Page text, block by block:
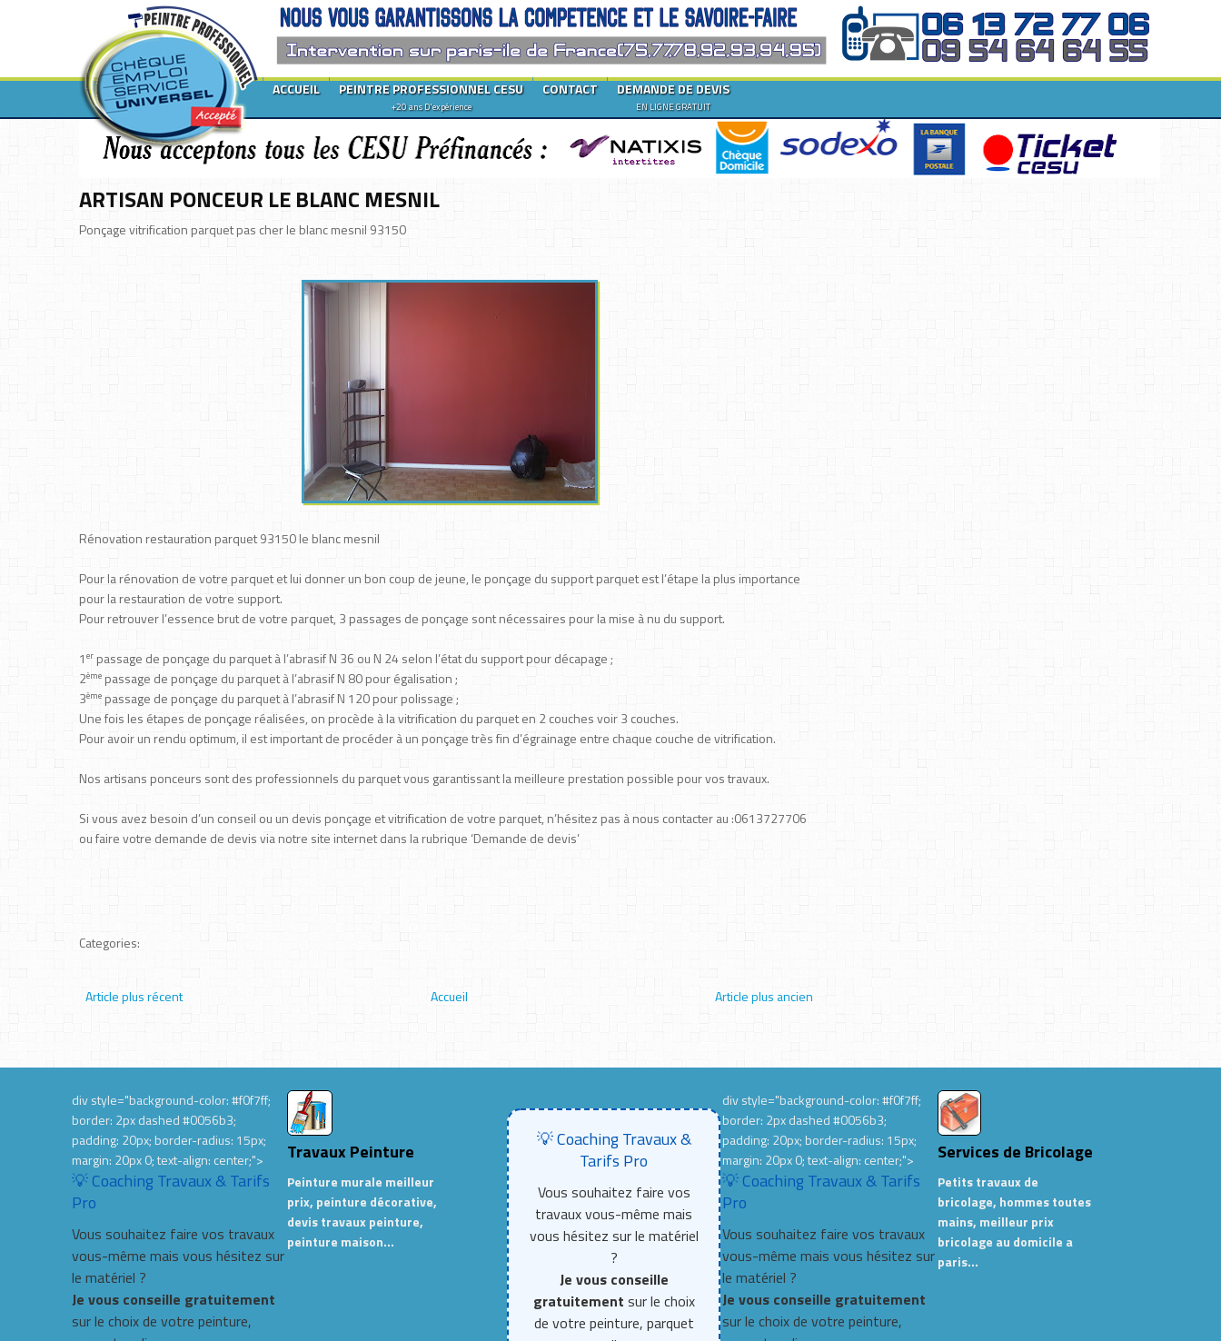
DEMANDE DE DEVIS
EN LIGNE GRATUIT
CONTACT
PEINTRE PROFESSIONNEL CESU
+20 ans D'expérience
ACCUEIL
ARTISAN PONCEUR LE BLANC MESNIL
Ponçage vitrification parquet pas cher le blanc mesnil 93150
Rénovation restauration parquet 93150 le blanc mesnil
Pour la rénovation de votre parquet et lui donner un bon coup de jeune, le ponçage du support parquet est l’étape la plus importance
pour la restauration de votre support.
Pour retrouver l’essence brut de votre parquet, 3 passages de ponçage sont nécessaires pour la mise à nu du support.
1erpassage de ponçage du parquet à l’abrasif N 36 ou N 24 selon l’état du support pour décapage ;
2ème passage de ponçage du parquet à l’abrasif N 80 pour égalisation ;
3èmepassage de ponçage du parquet à l’abrasif N 120 pour polissage ;
Une fois les étapes de ponçage réalisées, on procède à la vitrification du parquet en 2 couches voir 3 couches.
Pour avoir un rendu optimum, il est important de procéder à un ponçage très fin d’égrainage entre chaque couche de vitrification.
Nos artisans ponceurs sont des professionnels du parquet vous garantissant la meilleure prestation possible pour vos travaux.
Si vous avez besoin d’un conseil ou un devis ponçage et vitrification de votre parquet, n’hésitez pas à nous contacter au :0613727706
ou faire votre demande de devis via notre site internet dans la rubrique ‘Demande de devis’
Categories:
Article plus récent Article plus ancien
Accueil
div style="background-color: #f0f7ff;
border: 2px dashed #0056b3;
padding: 20px; border-radius: 15px;
margin: 20px 0; text-align: center;">
💡 Coaching Travaux & Tarifs
Pro
Vous souhaitez faire vos travaux
vous-même mais vous hésitez sur
le matériel ?
Je vous conseille gratuitement
sur le choix de votre peinture,
Travaux Peinture
Peinture murale meilleur
prix, peinture décorative,
devis travaux peinture,
peinture maison…
Services de Bricolage
Petits travaux de
bricolage, hommes toutes
mains, meilleur prix
bricolage au domicile a
paris…
div style="background-color: #f0f7ff;
border: 2px dashed #0056b3;
padding: 20px; border-radius: 15px;
margin: 20px 0; text-align: center;">
💡 Coaching Travaux & Tarifs
Pro
Vous souhaitez faire vos travaux
vous-même mais vous hésitez sur
le matériel ?
Je vous conseille gratuitement
sur le choix de votre peinture,
💡 Coaching Travaux &
Tarifs Pro
Vous souhaitez faire vos
travaux vous-même mais
vous hésitez sur le matériel
?
Je vous conseille
gratuitement sur le choix
de votre peinture, parquet